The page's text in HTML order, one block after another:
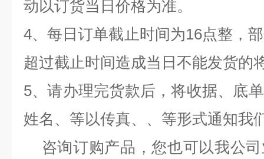
动以订货当日价格为准。
4、每日订单截止时间为16点整，
超过截止时间造成当日不能发货的
5、请办理完货款后，将收据、底
姓名、等以传真、、等形式通知我
咨询订购产品，您也可以我公